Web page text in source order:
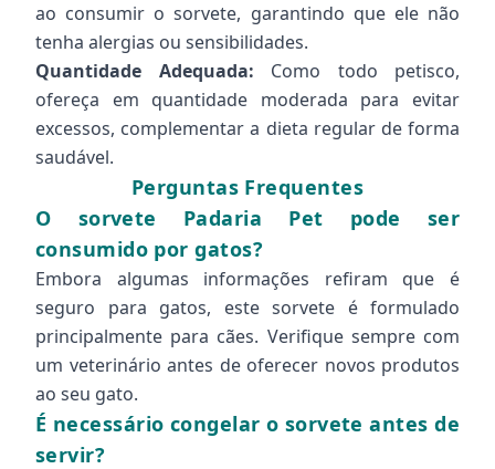
ao consumir o sorvete, garantindo que ele não
tenha alergias ou sensibilidades.
Quantidade Adequada: Como todo petisco,
ofereça em quantidade moderada para evitar
excessos, complementar a dieta regular de forma
saudável.
Perguntas Frequentes
O sorvete Padaria Pet pode ser
consumido por gatos?
Embora algumas informações refiram que é
seguro para gatos, este sorvete é formulado
principalmente para cães. Verifique sempre com
um veterinário antes de oferecer novos produtos
ao seu gato.
É necessário congelar o sorvete antes de
servir?